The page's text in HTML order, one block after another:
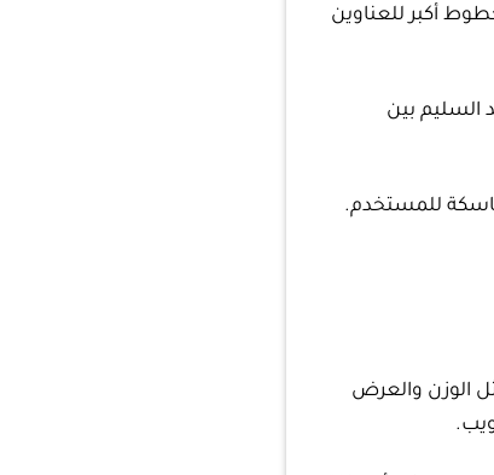
أكبر للعناوين
السليم بين
للمستخدم.
الوزن والعرض